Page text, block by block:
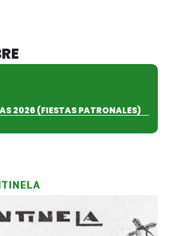
2026 (FIESTAS PATRONALES)